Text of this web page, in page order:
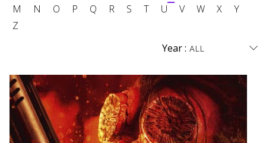
M
N O P Q R S T U V W X
Y
Z
Year :